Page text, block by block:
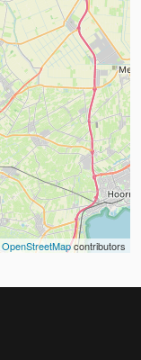
OpenStreetMapcontributors